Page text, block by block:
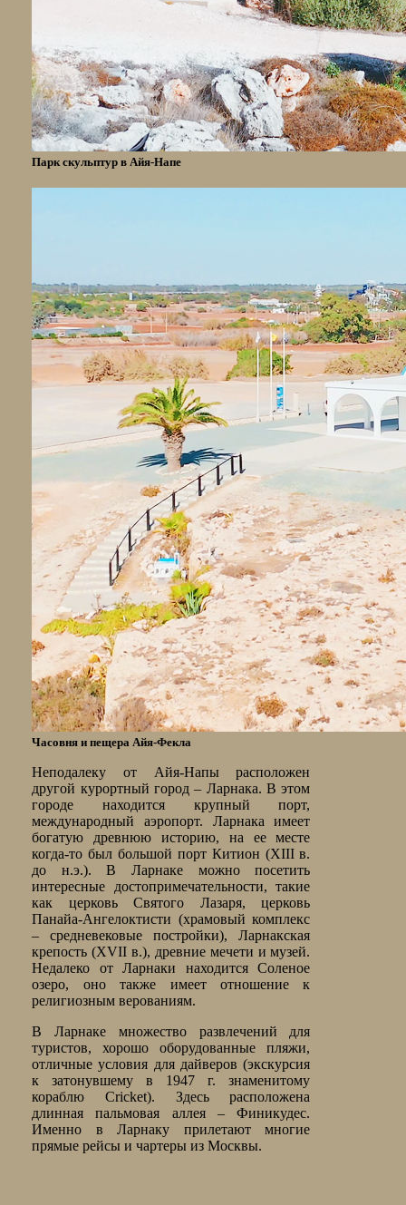
Парк скульптур в Айя-Напе
Часовня и пещера Айя-Фекла
Неподалеку от Айя-Напы расположен
другой курортный город – Ларнака. В этом
городе находится крупный порт,
международный аэропорт. Ларнака имеет
богатую древнюю историю, на ее месте
когда-то был большой порт Китион (XIII в.
до н.э.). В Ларнаке можно посетить
интересные достопримечательности, такие
как церковь Святого Лазаря, церковь
Панайа-Ангелоктисти (храмовый комплекс
– средневековые постройки), Ларнакская
крепость (XVII в.), древние мечети и музей.
Недалеко от Ларнаки находится Соленое
озеро, оно также имеет отношение к
религиозным верованиям.
В Ларнаке множество развлечений для
туристов, хорошо оборудованные пляжи,
отличные условия для дайверов (экскурсия
к затонувшему в 1947 г. знаменитому
кораблю Cricket). Здесь расположена
длинная пальмовая аллея – Финикудес.
Именно в Ларнаку прилетают многие
прямые рейсы и чартеры из Москвы.